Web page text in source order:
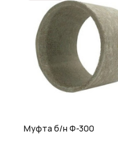
Муфта б/н Ф-300